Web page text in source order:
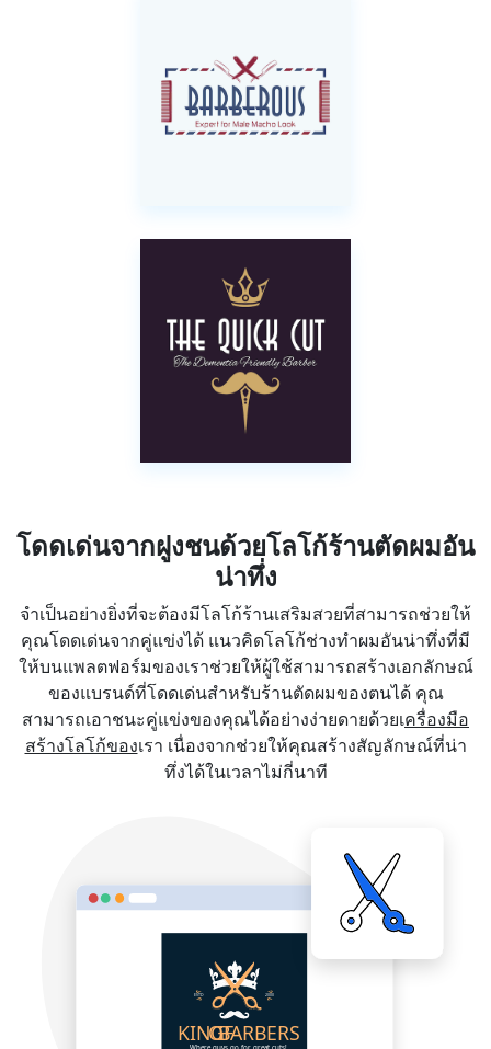
โดดเด่นจากฝูงชนด้วยโลโก้ร้านตัดผมอัน
น่าทึ่ง
จำเป็นอย่างยิ่งที่จะต้องมีโลโก้ร้านเสริมสวยที่สามารถช่วยให้
คุณโดดเด่นจากคู่แข่งได้ แนวคิดโลโก้ช่างทำผมอันน่าทึ่งที่มี
ให้บนแพลตฟอร์มของเราช่วยให้ผู้ใช้สามารถสร้างเอกลักษณ์
ของแบรนด์ที่โดดเด่นสำหรับร้านตัดผมของตนได้ คุณ
สามารถเอาชนะคู่แข่งของคุณได้อย่างง่ายดายด้วยเครื่องมือ
สร้างโลโก้ของเรา เนื่องจากช่วยให้คุณสร้างสัญลักษณ์ที่น่า
ทึ่งได้ในเวลาไม่กี่นาที